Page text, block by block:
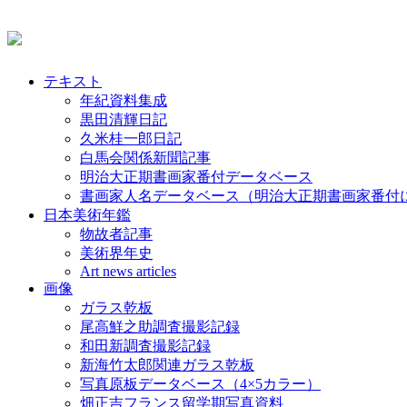
テキスト
年紀資料集成
黒田清輝日記
久米桂一郎日記
白馬会関係新聞記事
明治大正期書画家番付データベース
書画家人名データベース（明治大正期書画家番付
日本美術年鑑
物故者記事
美術界年史
Art news articles
画像
ガラス乾板
尾高鮮之助調査撮影記録
和田新調査撮影記録
新海竹太郎関連ガラス乾板
写真原板データベース（4×5カラー）
畑正吉フランス留学期写真資料